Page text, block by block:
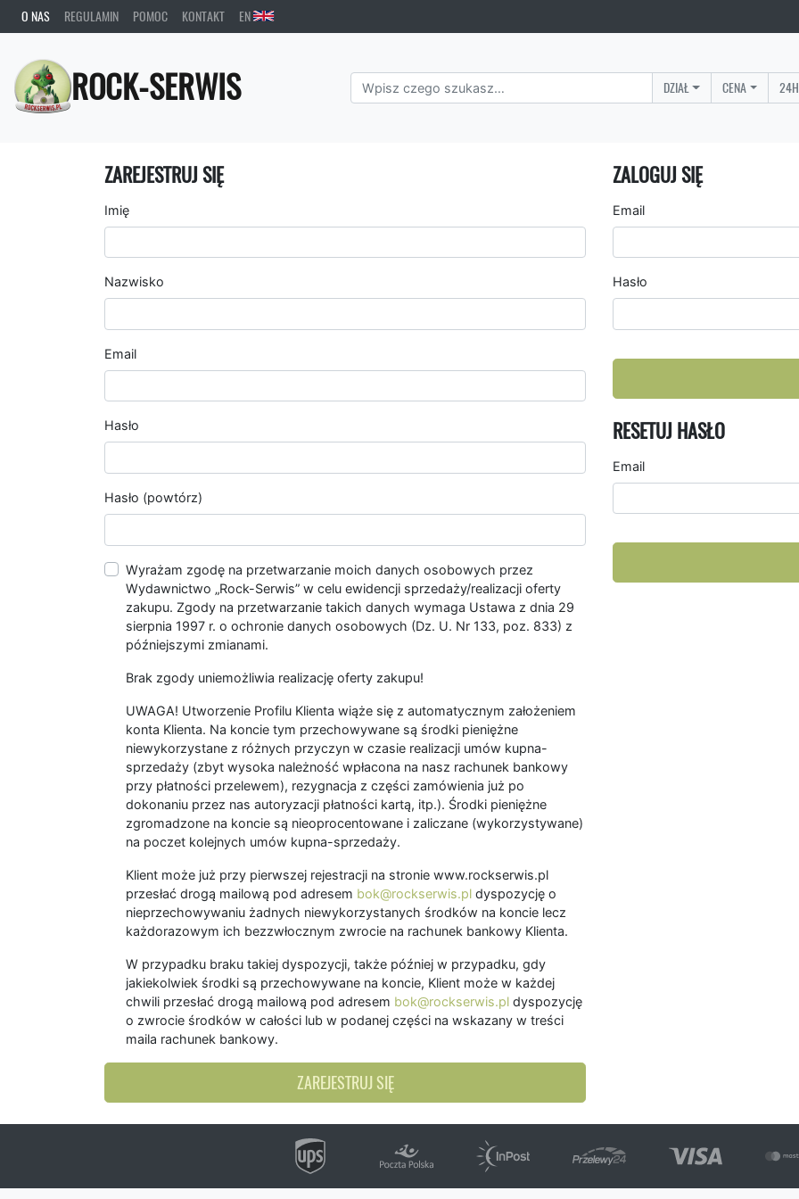
O NAS REGULAMIN POMOC KONTAKT EN
ROCK-SERWIS DZIAŁ CENA
ZAREJESTRUJ SIĘ
Imię
Nazwisko
Email
Hasło
Hasło (powtórz)
Wyrażam zgodę na przetwarzanie moich danych osobowych przez
Wydawnictwo „Rock-Serwis” w celu ewidencji sprzedaży/realizacji oferty
zakupu. Zgody na przetwarzanie takich danych wymaga Ustawa z dnia 29
sierpnia 1997 r. o ochronie danych osobowych (Dz. U. Nr 133, poz. 833) z
późniejszymi zmianami.
Brak zgody uniemożliwia realizację oferty zakupu!
UWAGA! Utworzenie Profilu Klienta wiąże się z automatycznym założeniem
konta Klienta. Na koncie tym przechowywane są środki pieniężne
niewykorzystane z różnych przyczyn w czasie realizacji umów kupna-
sprzedaży (zbyt wysoka należność wpłacona na nasz rachunek bankowy
przy płatności przelewem), rezygnacja z części zamówienia już po
dokonaniu przez nas autoryzacji płatności kartą, itp.). Środki pieniężne
zgromadzone na koncie są nieoprocentowane i zaliczane (wykorzystywane)
na poczet kolejnych umów kupna-sprzedaży.
Klient może już przy pierwszej rejestracji na stronie www.rockserwis.pl
przesłać drogą mailową pod adresem bok@rockserwis.pl dyspozycję o
nieprzechowywaniu żadnych niewykorzystanych środków na koncie lecz
każdorazowym ich bezzwłocznym zwrocie na rachunek bankowy Klienta.
W przypadku braku takiej dyspozycji, także później w przypadku, gdy
jakiekolwiek środki są przechowywane na koncie, Klient może w każdej
chwili przesłać drogą mailową pod adresem bok@rockserwis.pl dyspozycję
o zwrocie środków w całości lub w podanej części na wskazany w treści
maila rachunek bankowy.
ZAREJESTRUJ SIĘ
ZALOGUJ SIĘ
Email
Hasło
RESETUJ HASŁO
Email